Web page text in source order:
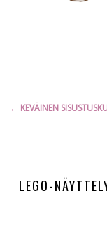
Artikkelien
← KEVÄINEN
LEGO-